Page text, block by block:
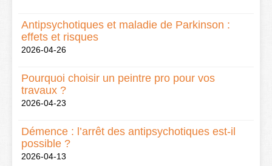
Antipsychotiques et maladie de Parkinson :
effets et risques
2026-04-26
Pourquoi choisir un peintre pro pour vos
travaux ?
2026-04-23
Démence : l’arrêt des antipsychotiques est-il
possible ?
2026-04-13